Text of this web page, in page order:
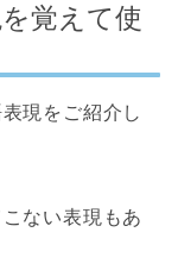
覚えて使
現をご紹介し
ない表現もあ